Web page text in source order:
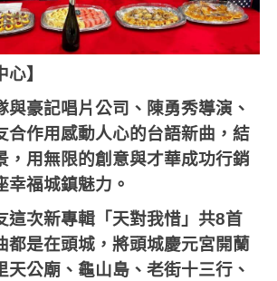
心】
與豪記唱片公司、陳勇秀導演、
合作用感動人心的台語新曲，結
， 用無限的創意與才華成功行銷
幸福城鎮魅力。
這次新專輯「天對我惜」共8首
都是在頭城，將頭城慶元宮開蘭
天公廟、龜山島、老街十三行、